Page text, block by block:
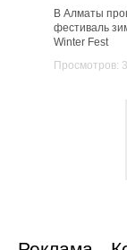
В Алматы
фестиваль
Winter Fest
Просмотров: